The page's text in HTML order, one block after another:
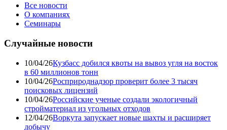
Все новости
О компаниях
Семинары
Случайные новости
10/04/26Кузбасс добился квоты на вывоз угля на восток
в 60 миллионов тонн
10/04/26Росприроднадзор проверит более 3 тысяч
поисковых лицензий
10/04/26Российские ученые создали экологичный
стройматериал из угольных отходов
12/04/26Воркута запускает новые шахты и расширяет
добычу